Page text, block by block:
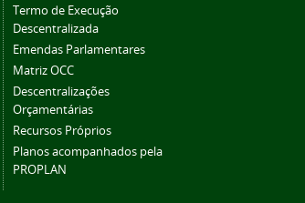
Termo de Execução
Descentralizada
Emendas Parlamentares
Matriz OCC
Descentralizações
Orçamentárias
Recursos Próprios
Planos acompanhados pela
PROPLAN